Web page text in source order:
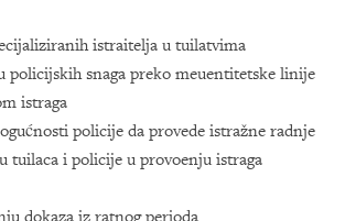
istraitelja u tuilatvima
policijskih snaga preko meuentitetske linije
istraga
policije da provede istražne radnje
tuilaca i policije u provoenju istraga